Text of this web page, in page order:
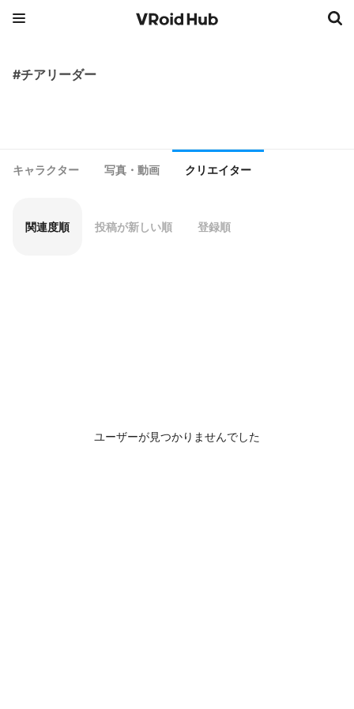
#チアリーダー
キャラクター 写真・動画 クリエイター
関連度順 投稿が新しい順 登録順
ユーザーが見つかりませんでした